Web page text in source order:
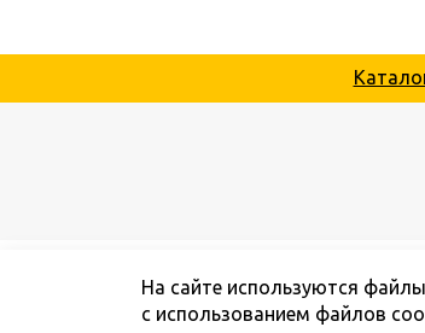
На сайте используются
с использованием файлов